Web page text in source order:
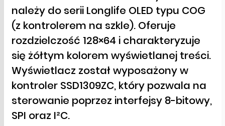
należy do serii Longlife OLED typu COG
(z kontrolerem na szkle). Oferuje
rozdzielczość 128×64 i charakteryzuje
się żółtym kolorem wyświetlanej treści.
Wyświetlacz został wyposażony w
kontroler SSD1309ZC, który pozwala na
sterowanie poprzez interfejsy 8-bitowy,
SPI oraz I²C.